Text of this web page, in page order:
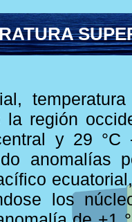
la región
y 29 °C
anomalías
los